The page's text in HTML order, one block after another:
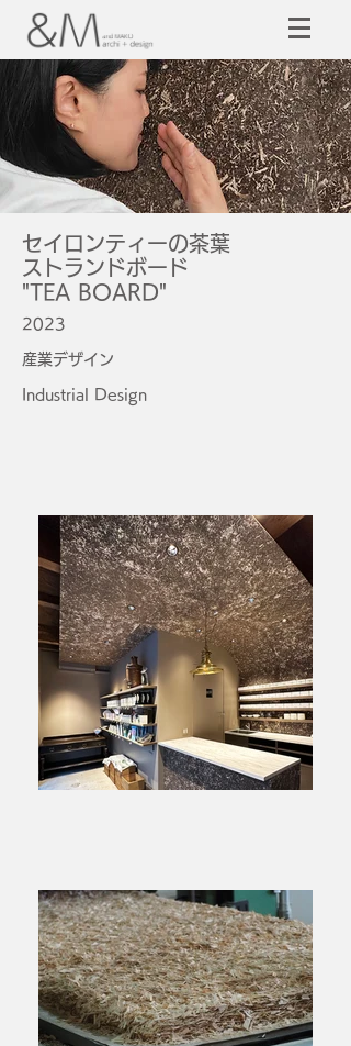
​セイロンティーの茶葉
ストランドボード
"TEA BOARD"
2023
産業デザイン
Industrial Design